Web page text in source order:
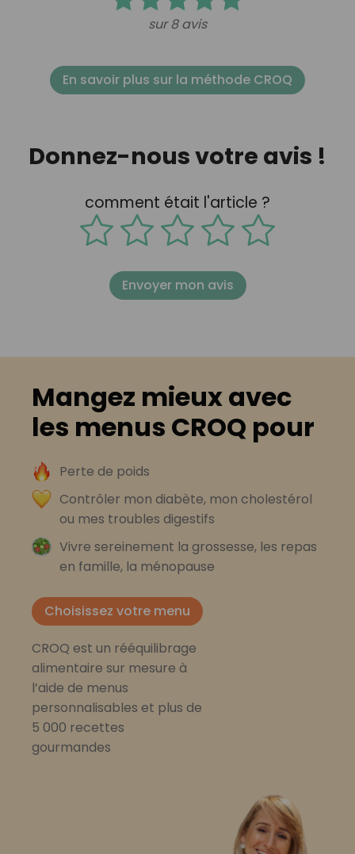
sur 8 avis
En savoir plus sur la méthode CROQ
Donnez-nous votre avis !
comment était l'article ?
Envoyer mon avis
Mangez mieux avec
les menus CROQ pour
Perte de poids
Contrôler mon diabète, mon cholestérol
ou mes troubles digestifs
Vivre sereinement la grossesse, les repas
en famille, la ménopause
Choisissez votre menu
CROQ est un rééquilibrage
alimentaire sur mesure à
l’aide de menus
personnalisables et plus de
5 000 recettes
gourmandes